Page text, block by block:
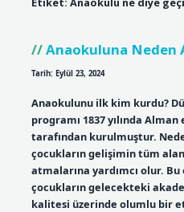
Anaokuluna Neden
Tarih: Eylül 23, 2024
Anaokulunu ilk kim kurdu?
programı 1837 yılında
tarafından kurulmuştur.
çocukların gelişimin tüm
atmalarına yardımcı olur.
çocukların gelecekteki
kalitesi üzerinde olumlu bir